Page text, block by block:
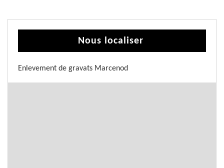
Nous localiser
Enlevement de gravats Marcenod